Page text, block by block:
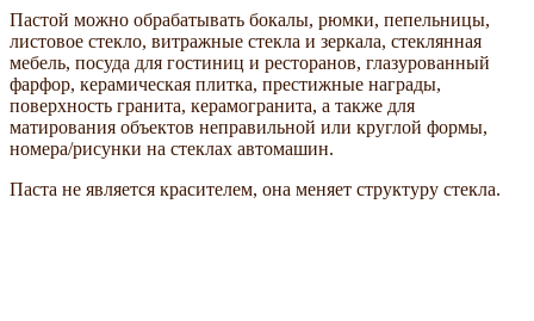
Пастой можно обрабатывать бокалы, рюмки, пепельницы,
листовое стекло, витражные стекла и зеркала, стеклянная
мебель, посуда для гостиниц и ресторанов, глазурованный
фарфор, керамическая плитка, престижные награды,
поверхность гранита, керамогранита, а также для
матирования объектов неправильной или круглой формы,
номера/рисунки на стеклах автомашин.
Паста не является красителем, она меняет структуру стекла.